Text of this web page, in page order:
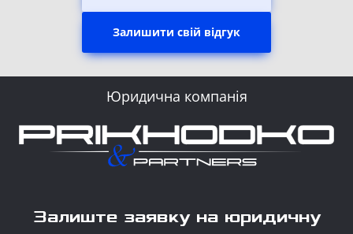
Залишити свій відгук
Юридична компанія
Залиште заявку на юридичну